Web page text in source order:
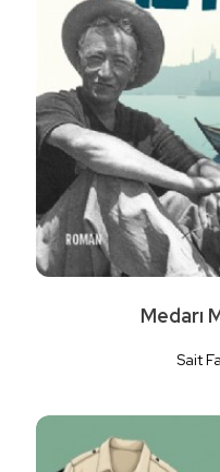
Medarı
Sait